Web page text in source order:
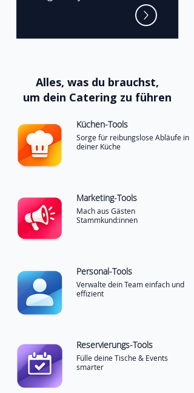
Alles, was du brauchst,
um dein Catering zu führen
Küchen-Tools
Sorge für reibungslose Abläufe in
deiner Küche
Marketing-Tools
Mach aus Gästen
Stammkund:innen
Personal-Tools
Verwalte dein Team einfach und
effizient
Reservierungs-Tools
Fülle deine Tische & Events
smarter